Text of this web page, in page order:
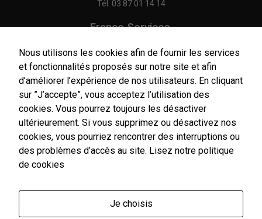
Tél. 03 87 01 14 14
France Services,
Tél.03 87 86 41 48
NOUS CONTACTER
Horaires
d'ouverture
Nous utilisons les cookies afin de fournir les services
et fonctionnalités proposés sur notre site et afin
d’améliorer l’expérience de nos utilisateurs. En cliquant
sur ”J’accepte”, vous acceptez l’utilisation des
cookies. Vous pourrez toujours les désactiver
ultérieurement. Si vous supprimez ou désactivez nos
cookies, vous pourriez rencontrer des interruptions ou
des problèmes d’accès au site. Lisez notre politique
de cookies
Je choisis
Nécessaires
Ces cookies
sont utiles au
bon
fonctionnement
Statistiques